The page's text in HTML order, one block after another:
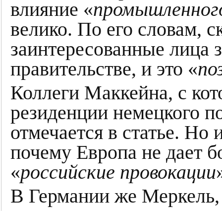
влияние «
велико. По его словам,
заинтересованные лица
правительстве, и это «
Коллеги Маккейна, с
резиденции немецкого
отмечается в статье.
почему Европа не дает
«российские провокации
В Германии же